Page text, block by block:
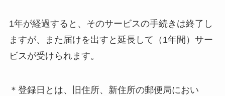
1年が経過すると、そのサービスの手続きは終了し
ますが、また届けを出すと延長して（1年間）サー
ビスが受けられます。
＊登録日とは、旧住所、新住所の郵便局におい